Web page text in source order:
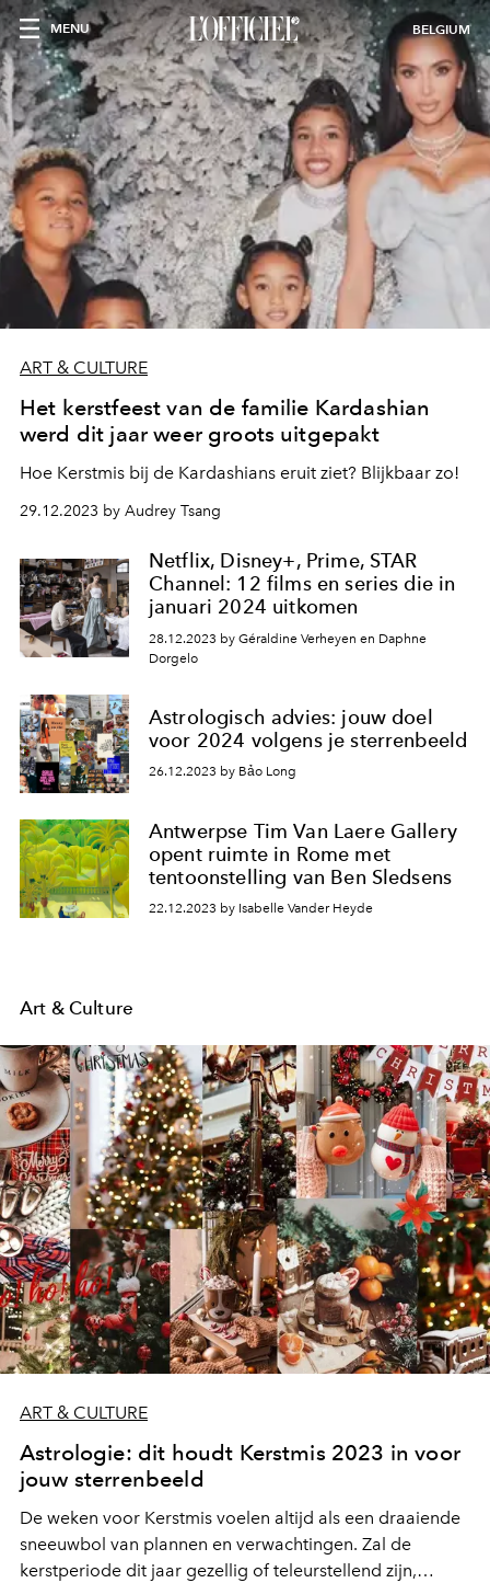
MENU BELGIUM
ART & CULTURE
Het kerstfeest van de familie Kardashian
werd dit jaar weer groots uitgepakt
Hoe Kerstmis bij de Kardashians eruit ziet? Blijkbaar zo!
29.12.2023 by Audrey Tsang
Netflix, Disney+, Prime, STAR
Channel: 12 films en series die in
januari 2024 uitkomen
28.12.2023 by Géraldine Verheyen en Daphne
Dorgelo
Astrologisch advies: jouw doel
voor 2024 volgens je sterrenbeeld
26.12.2023 by Bảo Long
Antwerpse Tim Van Laere Gallery
opent ruimte in Rome met
tentoonstelling van Ben Sledsens
22.12.2023 by Isabelle Vander Heyde
Art & Culture
ART & CULTURE
Astrologie: dit houdt Kerstmis 2023 in voor
jouw sterrenbeeld
De weken voor Kerstmis voelen altijd als een draaiende
sneeuwbol van plannen en verwachtingen. Zal de
kerstperiode dit jaar gezellig of teleurstellend zijn,